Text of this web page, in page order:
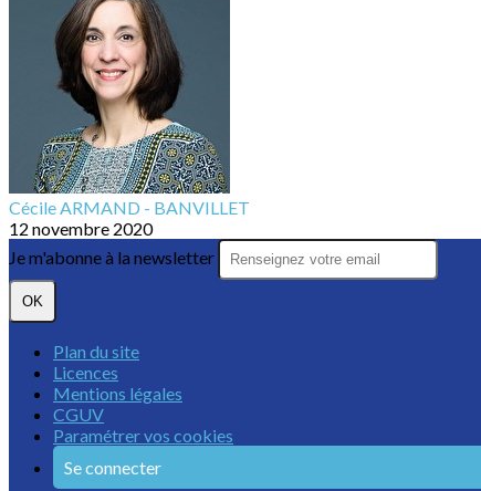
Cécile ARMAND - BANVILLET
12 novembre 2020
Je m'abonne à la newsletter
OK
Plan du site
Licences
Mentions légales
CGUV
Paramétrer vos cookies
Se connecter